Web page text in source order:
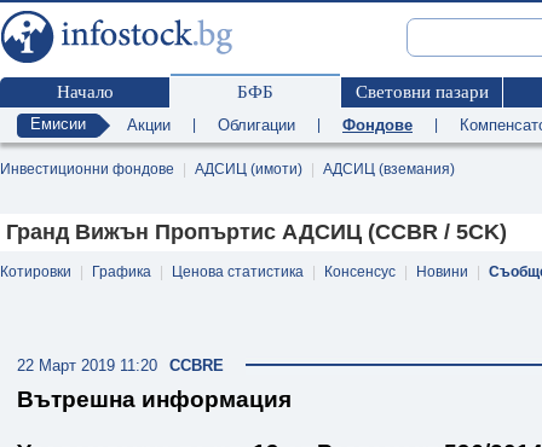
Начало БФБ Световни пазари
Емисии Акции Облигации Фондове
Инвестиционни фондове АДСИЦ (имоти) АДСИЦ (вземания)
Гранд Вижън Пропъртис АДСИЦ (CCBR / 5CK)
Котировки Графика Ценова статистика Консенсус Новини
CCBRE
22 Март 2019 11:20
Вътрешна информация